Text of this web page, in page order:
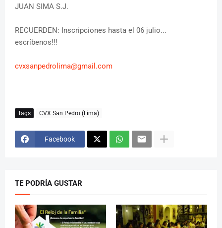
JUAN SIMA S.J.
RECUERDEN: Inscripciones hasta el 06 julio...
escríbenos!!!
cvxsanpedrolima@gmail.com
Tags CVX San Pedro (Lima)
Facebook
TE PODRÍA GUSTAR